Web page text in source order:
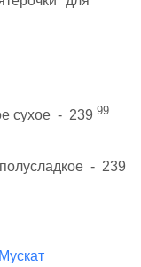
сухое - 239 99
- 239